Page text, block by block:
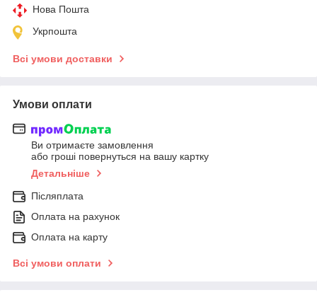
Нова Пошта
Укрпошта
Всі умови доставки
Умови оплати
Ви отримаєте замовлення
або гроші повернуться на вашу картку
Детальніше
Післяплата
Оплата на рахунок
Оплата на карту
Всі умови оплати